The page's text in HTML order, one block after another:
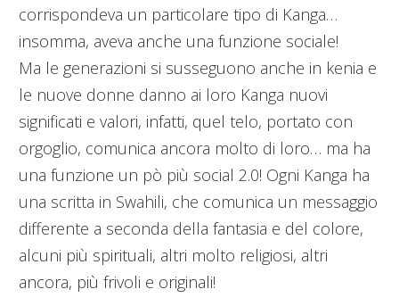
corrispondeva un particolare tipo di Kanga…
insomma, aveva anche una funzione sociale!
Ma le generazioni si susseguono anche in kenia e
le nuove donne danno ai loro Kanga nuovi
significati e valori, infatti, quel telo, portato con
orgoglio, comunica ancora molto di loro… ma ha
una funzione un pò più social 2.0! Ogni Kanga ha
una scritta in Swahili, che comunica un messaggio
differente a seconda della fantasia e del colore,
alcuni più spirituali, altri molto religiosi, altri
ancora, più frivoli e originali!